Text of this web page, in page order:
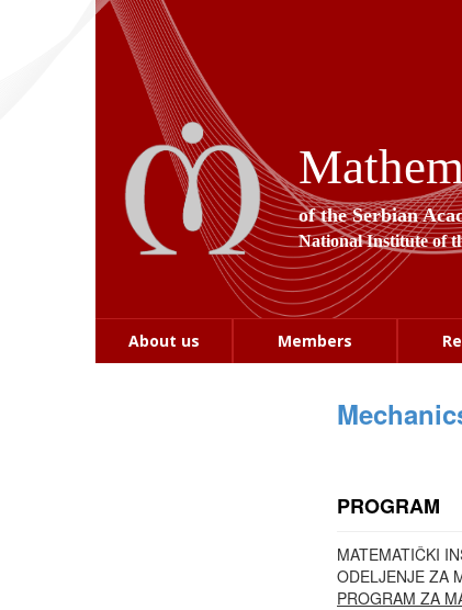
of the Serbian
National Institute of
About us Members
PROGRAM
MATEMATIČKI
ODELJENJE ZA
PROGRAM ZA